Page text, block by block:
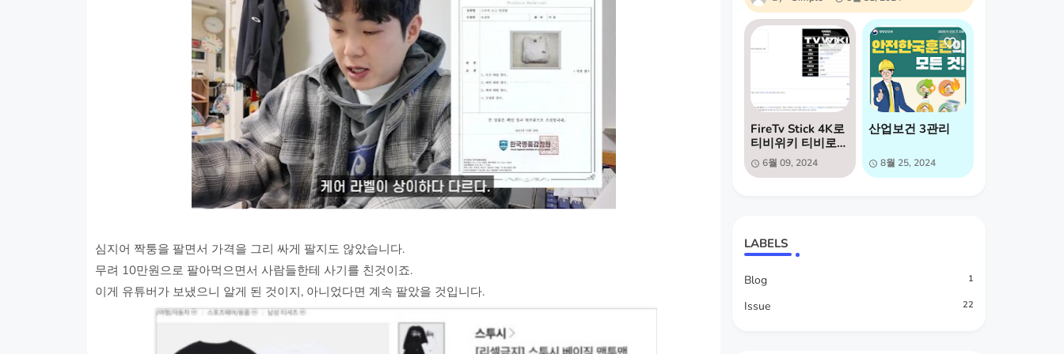
심지어 짝퉁을 팔면서 가격을 그리 싸게 팔지도 않았습니다.
무려 10만원으로 팔아먹으면서 사람들한테 사기를 친것이죠.
이게 유튜버가 보냈으니 알게 된 것이지, 아니었다면 계속 팔았을 것입니다.
FireTv Stick 4K로
티비위키 티비로
보는방법
6월 09, 2024
산업보건 3관리
8월 25, 2024
LABELS
Blog 1
Issue 22